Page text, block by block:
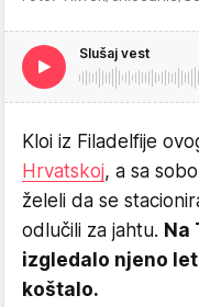
Slušaj vest
Kloi iz Filadelfije
Hrvatskoj, a sa
želeli da se
odlučili za jahtu. Na
izgledalo njeno
koštalo.